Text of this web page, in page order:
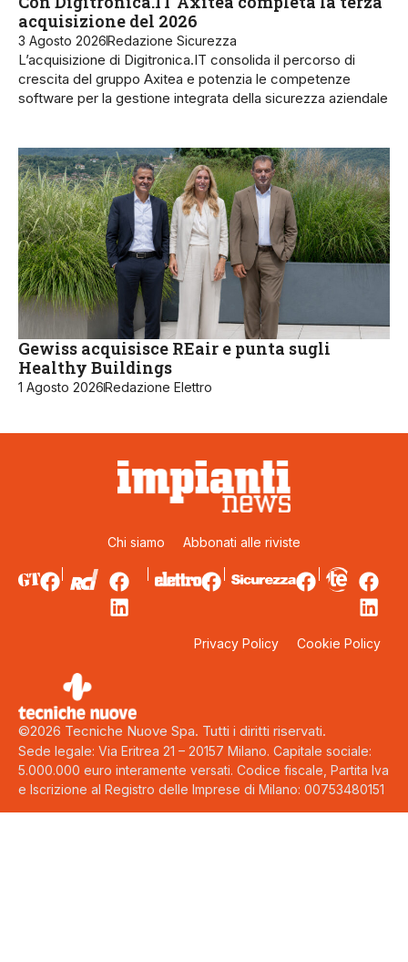
acquisizione del 2026
3 Agosto 2026Redazione Sicurezza
L’acquisizione di Digitronica.IT consolida il percorso di
crescita del gruppo Axitea e potenzia le competenze
software per la gestione integrata della sicurezza aziendale
Gewiss acquisisce REair e punta sugli
Healthy Buildings
1 Agosto 2026 Redazione Elettro
Chi siamo Abbonati alle riviste
Privacy Policy Cookie Policy
©2026 Tecniche Nuove Spa. Tutti i diritti riservati.
Sede legale: Via Eritrea 21 – 20157 Milano. Capitale sociale:
5.000.000 euro interamente versati. Codice fiscale, Partita Iva
e Iscrizione al Registro delle Imprese di Milano: 00753480151